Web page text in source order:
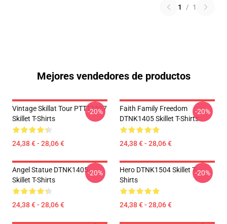
1 / 1
Mejores vendedores de productos
Vintage Skillat Tour PTTT1607
Skillet T-Shirts
24,38 € - 28,06 €
-20%
Faith Family Freedom
DTNK1405 Skillet T-Shirts
24,38 € - 28,06 €
-20%
Angel Statue DTNK1405
Skillet T-Shirts
24,38 € - 28,06 €
-20%
Hero DTNK1504 Skillet T-
Shirts
24,38 € - 28,06 €
-20%